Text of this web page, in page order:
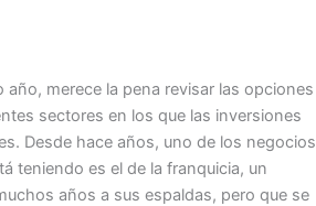
año, merece la pena revisar las opciones
sectores en los que las inversiones
Desde hace años, uno de los negocios
teniendo es el de la franquicia, un
años a sus espaldas, pero que se